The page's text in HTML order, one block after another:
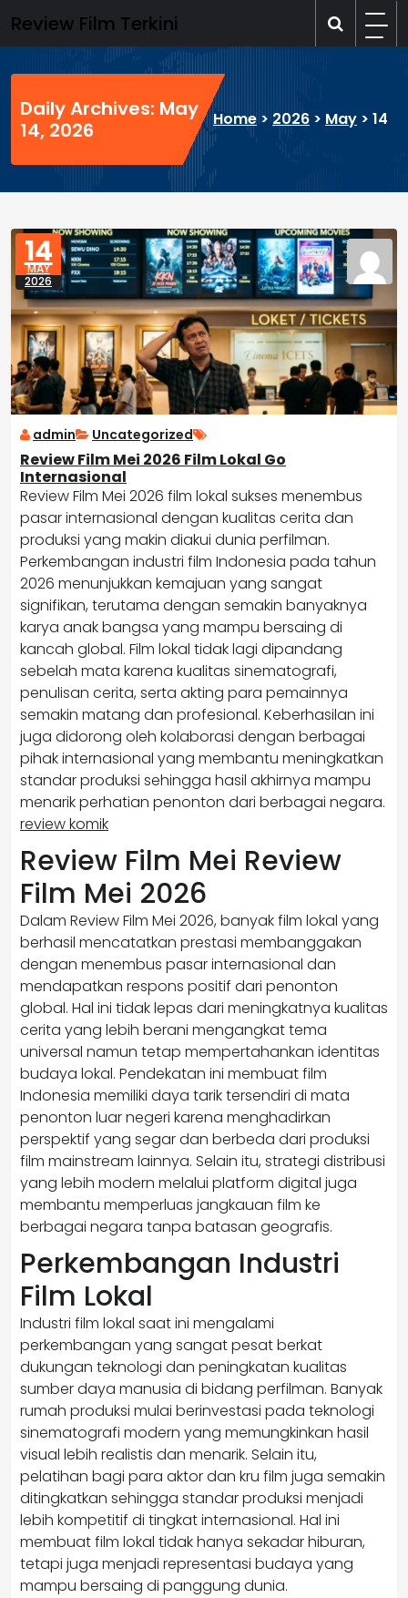
to
content
Review Film Terkini
Daily Archives: May
14, 2026
Home > 2026 > May > 14
14
MAY
2026
admin Uncategorized
Review Film Mei 2026 Film Lokal Go
Internasional
Review Film Mei 2026 film lokal sukses menembus
pasar internasional dengan kualitas cerita dan
produksi yang makin diakui dunia perfilman.
Perkembangan industri film Indonesia pada tahun
2026 menunjukkan kemajuan yang sangat
signifikan, terutama dengan semakin banyaknya
karya anak bangsa yang mampu bersaing di
kancah global. Film lokal tidak lagi dipandang
sebelah mata karena kualitas sinematografi,
penulisan cerita, serta akting para pemainnya
semakin matang dan profesional. Keberhasilan ini
juga didorong oleh kolaborasi dengan berbagai
pihak internasional yang membantu meningkatkan
standar produksi sehingga hasil akhirnya mampu
menarik perhatian penonton dari berbagai negara.
review komik
Review Film Mei Review
Film Mei 2026
Dalam Review Film Mei 2026, banyak film lokal yang
berhasil mencatatkan prestasi membanggakan
dengan menembus pasar internasional dan
mendapatkan respons positif dari penonton
global. Hal ini tidak lepas dari meningkatnya kualitas
cerita yang lebih berani mengangkat tema
universal namun tetap mempertahankan identitas
budaya lokal. Pendekatan ini membuat film
Indonesia memiliki daya tarik tersendiri di mata
penonton luar negeri karena menghadirkan
perspektif yang segar dan berbeda dari produksi
film mainstream lainnya. Selain itu, strategi distribusi
yang lebih modern melalui platform digital juga
membantu memperluas jangkauan film ke
berbagai negara tanpa batasan geografis.
Perkembangan Industri
Film Lokal
Industri film lokal saat ini mengalami
perkembangan yang sangat pesat berkat
dukungan teknologi dan peningkatan kualitas
sumber daya manusia di bidang perfilman. Banyak
rumah produksi mulai berinvestasi pada teknologi
sinematografi modern yang memungkinkan hasil
visual lebih realistis dan menarik. Selain itu,
pelatihan bagi para aktor dan kru film juga semakin
ditingkatkan sehingga standar produksi menjadi
lebih kompetitif di tingkat internasional. Hal ini
membuat film lokal tidak hanya sekadar hiburan,
tetapi juga menjadi representasi budaya yang
mampu bersaing di panggung dunia.